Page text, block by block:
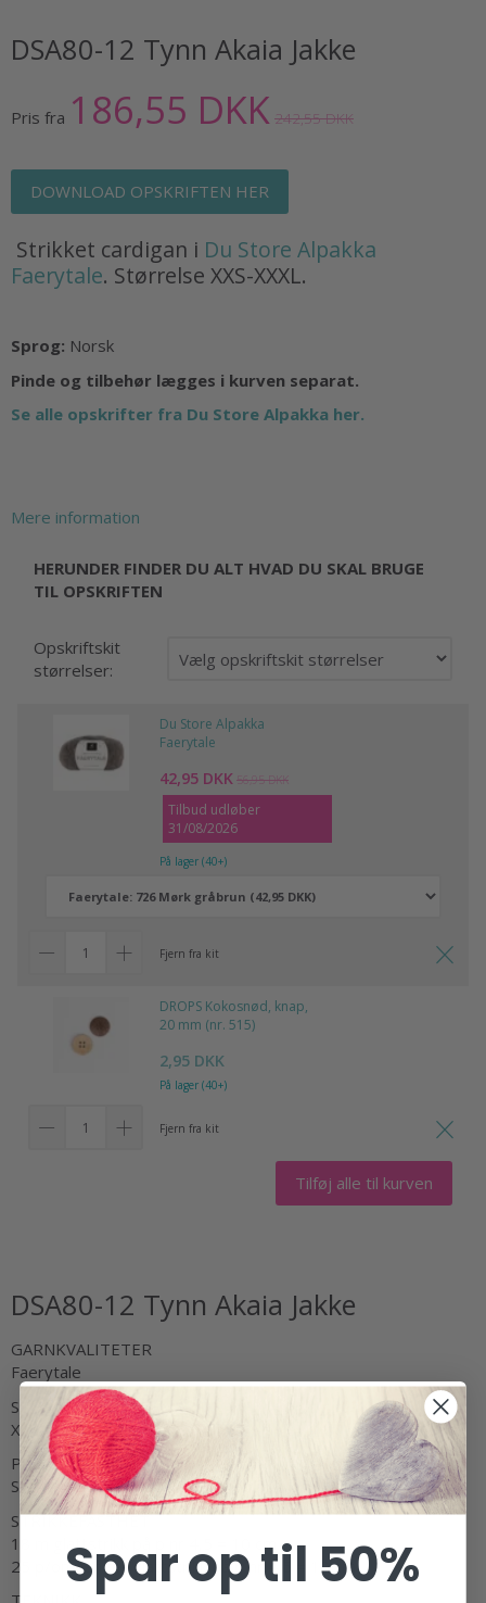
DSA80-12 Tynn Akaia Jakke
Pris fra 186,55 DKK 242,55 DKK
DOWNLOAD OPSKRIFTEN HER
Strikket cardigan i Du Store Alpakka
Faerytale. Størrelse XXS-XXXL.
Sprog: Norsk
Pinde og tilbehør lægges i kurven separat.
Se alle opskrifter fra Du Store Alpakka her.
Mere information
HERUNDER FINDER DU ALT HVAD DU SKAL BRUGE
TIL OPSKRIFTEN
Opskriftskit
størrelser:
Du Store Alpakka
Faerytale
42,95 DKK 56,95 DKK
Tilbud udløber
31/08/2026
På lager (40+)
Fjern fra kit
DROPS Kokosnød, knap,
20 mm (nr. 515)
2,95 DKK
På lager (40+)
Fjern fra kit
Tilføj alle til kurven
DSA80-12 Tynn Akaia Jakke
GARNKVALITETER
Faerytale
STØRRELSER
XXS-XXXL
PINNEFORSLAG
Stor og liten rundp og strømpep nr 4 og 4,5
STRIKKEFASTHET
18 m glattstrikk på p nr 4,5 = 10 cm
25 p/omganger glattstrikk på p nr 4,5 = 10 cm
Spar op til 50%